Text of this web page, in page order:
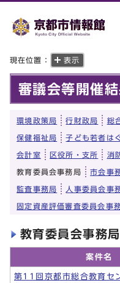
現在位置： 表示
審議会等開催
環境政策局 行財政局 総
保健福祉局 子ども若者は
会計室 区役所・支所 消
教育委員会事務局 市会事
監査事務局 人事委員会事
固定資産評価審査委員会事
教育委員会事務
案件名
第11回京都市総合教育セ